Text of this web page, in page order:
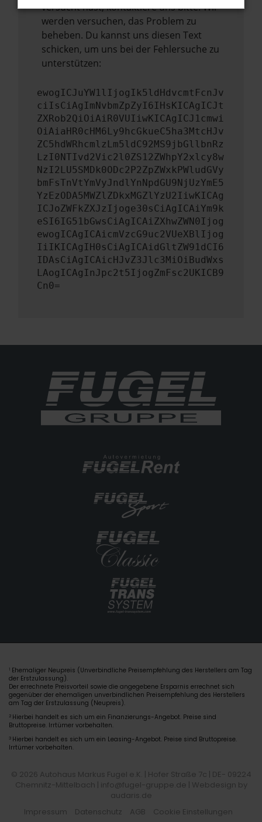
versucht hast, kontaktiere uns bitte. Wir
werden versuchen, das Problem zu
beheben. Du kannst uns diesen Text
schicken, um uns bei der Fehlersuche zu
unterstützen:
ewogICJuYW1lIjogIk5ldHdvcmtFcnJv
ciIsCiAgImNvbmZpZyI6IHsKICAgICJt
ZXRob2QiOiAiR0VUIiwKICAgICJ1cmwi
OiAiaHR0cHM6Ly9hcGkueC5ha3MtcHJv
ZC5hdWRhcmlzLm5ldC92MS9jbGllbnRz
LzI0NTIvd2Vic2l0ZS12ZWhpY2xlcy8w
NzI2LU5SMDk0ODc2P2ZpZWxkPWludGVy
bmFsTnVtYmVyJndlYnNpdGU9NjUzYmE5
YzEzODA5MWZlZDkxMGZlYzU2IiwKICAg
ICJoZWFkZXJzIjoge30sCiAgICAiYm9k
eSI6IG51bGwsCiAgICAiZXhwZWN0Ijog
ewogICAgICAicmVzcG9uc2VUeXBlIjog
IiIKICAgIH0sCiAgICAidGltZW91dCI6
IDAsCiAgICAicHJvZ3Jlc3MiOiBudWxs
LAogICAgInJpc2t5IjogZmFsc2UKICB9
Cn0=
1 Ehemaliger Neupreis (Unverbindliche Preisempfehlung des Herstellers am Tag
der Erstzulassung).
Der errechnete Preisvorteil sowie die angegebene Ersparnis errechnet sich
gegenüber der ehemaligen unverbindlichen Preisempfehlung des Herstellers
am Tag der Erstzulassung (Neupreis).
2 Hierbei handelt es sich um ein Finanzierungs-Angebot. Preise sind
Bruttopreise. Irrtümer vorbehalten.
3 Hierbei handelt es sich um ein Leasing-Angebot. Preise sind Bruttopreise.
Irrtümer vorbehalten.
© 2026 Autohaus Markus Fugel e.K. | Hofer Straße 7c | DE- 09224
Chemnitz-Mittelbach | info@fugel-gruppe.de | Webdesign by
audaris.de
Impressum
Datenschutz AGB Cookie Einstellungen